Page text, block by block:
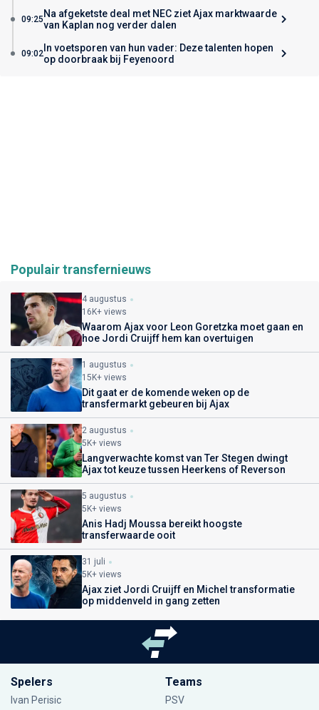
09:25 Na afgeketste deal met NEC ziet Ajax marktwaarde
van Kaplan nog verder dalen
09:02 In voetsporen van hun vader: Deze talenten hopen
op doorbraak bij Feyenoord
Populair transfernieuws
4 augustus
16K+ views
Waarom Ajax voor Leon Goretzka moet gaan en
hoe Jordi Cruijff hem kan overtuigen
1 augustus
15K+ views
Dit gaat er de komende weken op de
transfermarkt gebeuren bij Ajax
2 augustus
5K+ views
Langverwachte komst van Ter Stegen dwingt
Ajax tot keuze tussen Heerkens of Reverson
5 augustus
5K+ views
Anis Hadj Moussa bereikt hoogste
transferwaarde ooit
31 juli
5K+ views
Ajax ziet Jordi Cruijff en Michel transformatie
op middenveld in gang zetten
Spelers
Ivan Perisic
Teams
PSV